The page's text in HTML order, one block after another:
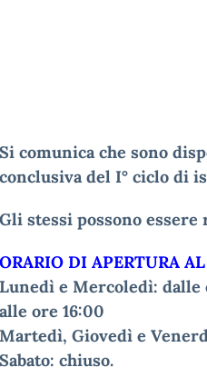
Si comunica che sono
conclusiva del I° ciclo di
Gli stessi possono
ORARIO DI APERTURA
Lunedì e Mercoledì: dalle
alle ore 16:00
Martedì, Giovedì e
Sabato: chiuso.